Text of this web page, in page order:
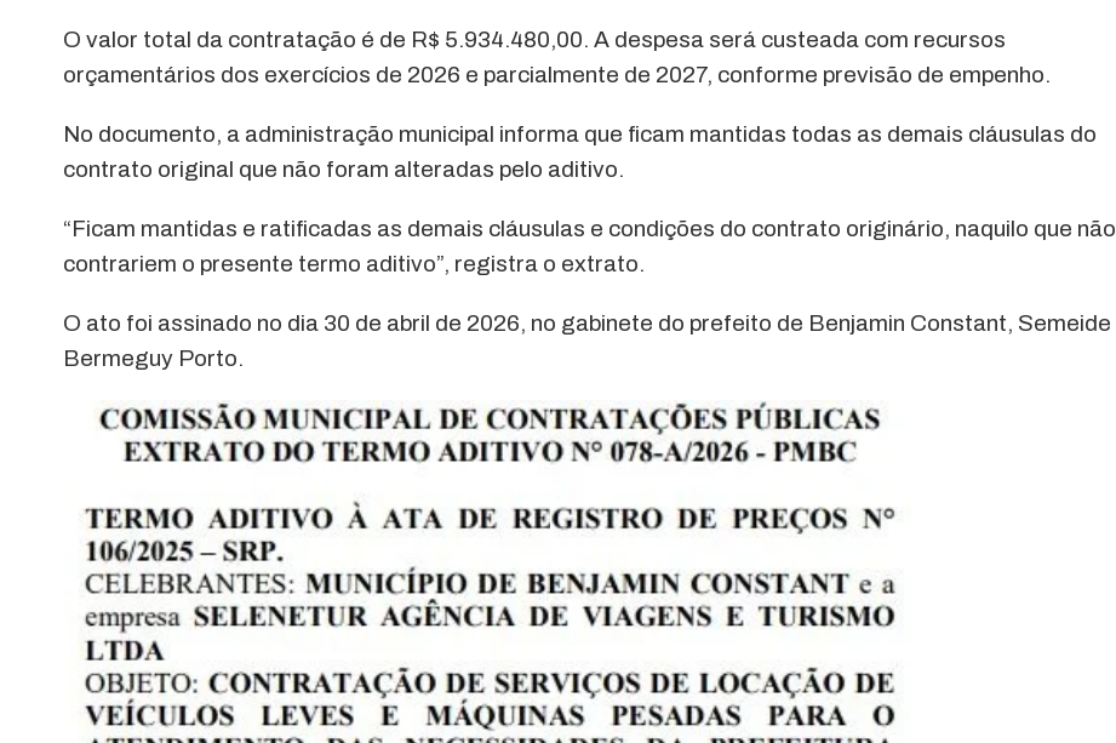
O valor total da contratação é de R$ 5.934.480,00. A despesa será custeada com recursos
orçamentários dos exercícios de 2026 e parcialmente de 2027, conforme previsão de empenho.
No documento, a administração municipal informa que ficam mantidas todas as demais cláusulas do
contrato original que não foram alteradas pelo aditivo.
“Ficam mantidas e ratificadas as demais cláusulas e condições do contrato originário, naquilo que não
contrariem o presente termo aditivo”, registra o extrato.
O ato foi assinado no dia 30 de abril de 2026, no gabinete do prefeito de Benjamin Constant, Semeide
Bermeguy Porto.